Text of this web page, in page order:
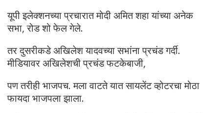
यूपी इलेक्शनच्या प्रचारात मोदी अमित शहा यांच्या अनेक
सभा, रोड शो फेल गेले.
तर दुसरीकडे अखिलेश यादवच्या सभांना प्रचंड गर्दी.
मीडियावर अखिलेशची प्रचंड फटकेबाजी,
पण तरीही भाजपच. मला वाटते यात सायलेंट व्होटरचा मोठा
फायदा भाजपला झाला.